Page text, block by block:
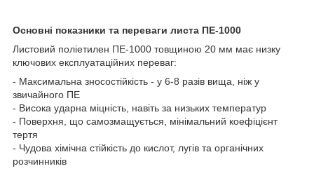
Основні показники та переваги листа ПЕ-1000
Листовий поліетилен ПЕ-1000 товщиною 20 мм має низку
ключових експлуатаційних переваг:
- Максимальна зносостійкість - у 6-8 разів вища, ніж у
звичайного ПЕ
- Висока ударна міцність, навіть за низьких температур
- Поверхня, що самозмащується, мінімальний коефіцієнт
тертя
- Чудова хімічна стійкість до кислот, лугів та органічних
розчинників